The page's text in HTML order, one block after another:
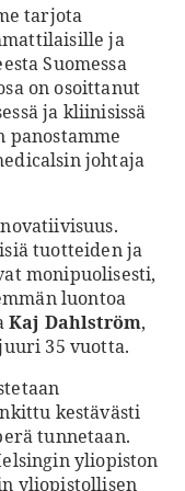
tarjota
ja
Suomessa
on osoittanut
ja kliinisissä
panostamme
johtaja
tuotteiden ja
monipuolisesti,
luontoa
Kaj Dahlström,
35 vuotta.
kestävästi
tunnetaan.
yliopiston
yliopistollisen